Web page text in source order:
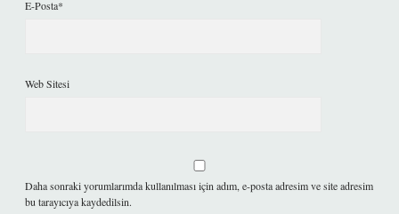
E-Posta*
Web Sitesi
Daha sonraki yorumlarımda kullanılması için adım, e-posta adresim ve site adresim
bu tarayıcıya kaydedilsin.